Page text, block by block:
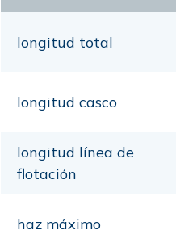
longitud total
longitud casco
longitud línea de
flotación
haz máximo